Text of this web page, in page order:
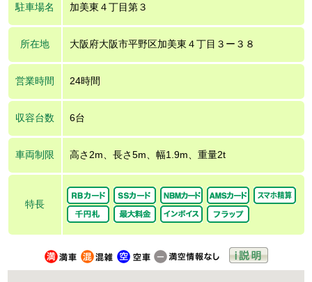
駐車場名 加美東４丁目第３
所在地 大阪府大阪市平野区加美東４丁目３ー３８
営業時間 24時間
収容台数 6台
車両制限 高さ2m、長さ5m、幅1.9m、重量2t
特長